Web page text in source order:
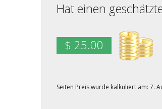
Hat einen
$ 25.00
Seiten Preis wurde kalkuliert am: 7.